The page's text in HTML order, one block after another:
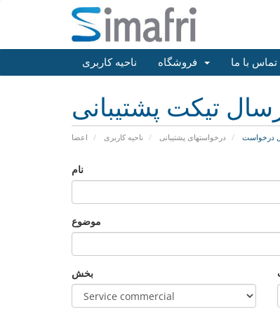
ناحیه کاربری تماس با ما
تیکت پشتیبانی
اعضا ناحیه کاربری درخواستهای پشتیبانی درخواست
نام
موضوع
بخش